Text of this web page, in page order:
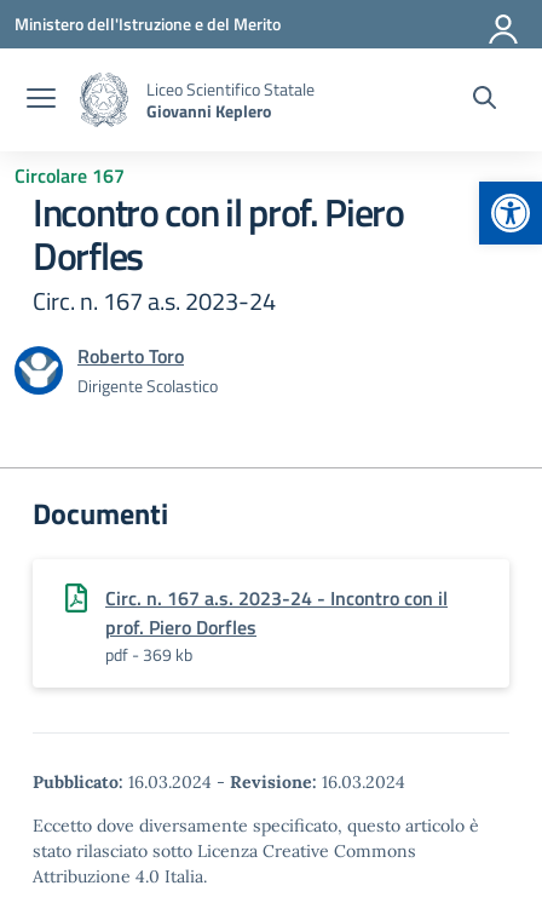
Vai ai contenuti
Vai al menu di navigazione
Vai al footer
Ministero dell'Istruzione e del Merito
Liceo Scientifico Statale
Giovanni Keplero
Circolare 167
Incontro con il prof. Piero
Dorfles
Circ. n. 167 a.s. 2023-24
Roberto Toro
Dirigente Scolastico
Documenti
Circ. n. 167 a.s. 2023-24 - Incontro con il
prof. Piero Dorfles
pdf - 369 kb
Pubblicato: 16.03.2024 - Revisione: 16.03.2024
Eccetto dove diversamente specificato, questo articolo è
stato rilasciato sotto Licenza Creative Commons
Attribuzione 4.0 Italia.